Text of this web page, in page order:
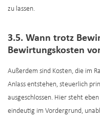
zu lassen.
3.5. Wann trotz
Bewirtungskosten
Außerdem sind Kosten, die im
Anlass entstehen, steuerlich
ausgeschlossen. Hier steht
eindeutig im Vordergrund,